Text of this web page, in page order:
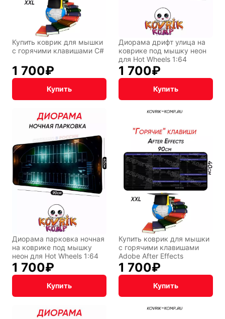
Купить коврик для мышки
с горячими клавишами C#
1 700₽
Купить
Диорама дрифт улица на
коврике под мышку неон
для Hot Wheels 1:64
1 700₽
Купить
Диорама парковка ночная
на коврике под мышку
неон для Hot Wheels 1:64
1 700₽
Купить
Купить коврик для мышки
с горячими клавишами
Adobe After Effects
1 700₽
Купить